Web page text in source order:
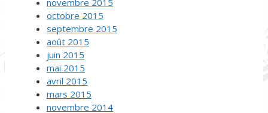
octobre 2015
septembre 2015
août 2015
juin 2015
mai 2015
avril 2015
mars 2015
novembre 2014